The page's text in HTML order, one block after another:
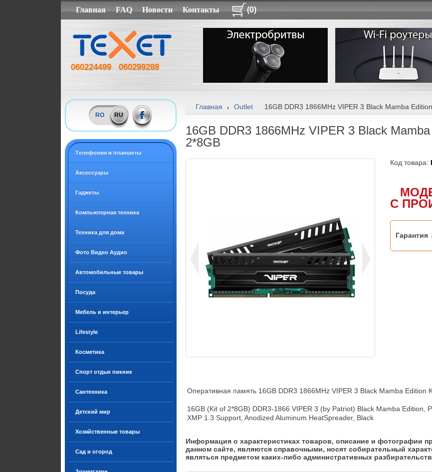
Главная FAQ Новости Контакты (0)
060224499 060299288
RO RU
Tелефония и планшеты
Аксессуары
Гаджеты
Компьютерная техника
Техника для дома
Фото Видео Аудио
Автомобильные товары
Посуда
Мебель и интерьер
Lifestyle
Косметика
Спорт отдых пикник
Сантехника
Детский мир
Хозяйственные товары
Сад и огород
Главная Outlet 16GB DDR3 1866MHz VIPER 3 Black Mamba
16GB DDR3 1866MHz VIPER 3 Black
2*8GB
Код товара:
С
Гарантия
Оперативная память 16GB DDR3 1866MHz VIPER 3 Black Mamba Edition
16GB (Kit of 2*8GB) DDR3-1866 VIPER 3 (by Patriot) Black Mamba Edition,
XMP 1.3 Support, Anodized Aluminum HeatSpreader, Black
Информация о характеристиках товаров, описание и фотографии
данном сайте, являются справочными, носят собирательный
являться предметом каких-либо административных